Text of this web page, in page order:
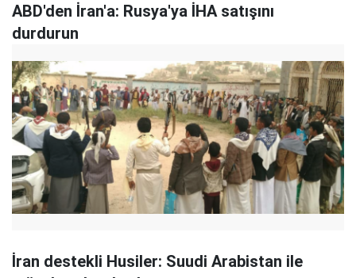
ABD'den İran'a: Rusya'ya İHA satışını
durdurun
İran destekli Husiler: Suudi Arabistan ile